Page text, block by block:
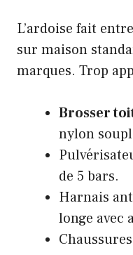
L’ardoise fait
sur maison
marques. Trop
Brosser
nylon
de 5 bars.
Harnais
longe avec